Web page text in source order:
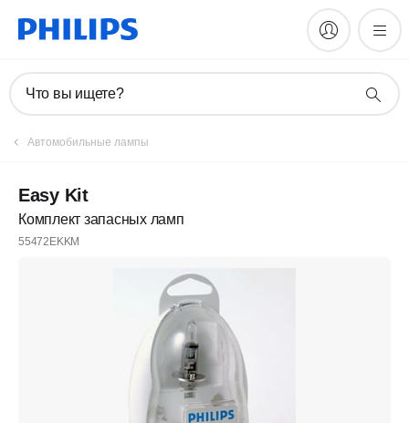
Что вы ищете?
Автомобильные лампы
Easy Kit
Комплект запасных ламп
55472EKKM